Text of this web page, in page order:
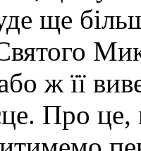
ще
ж її
Про це,